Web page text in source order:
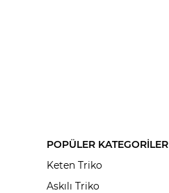
POPÜLER KATEGORİLER
Keten Triko
Askılı Triko